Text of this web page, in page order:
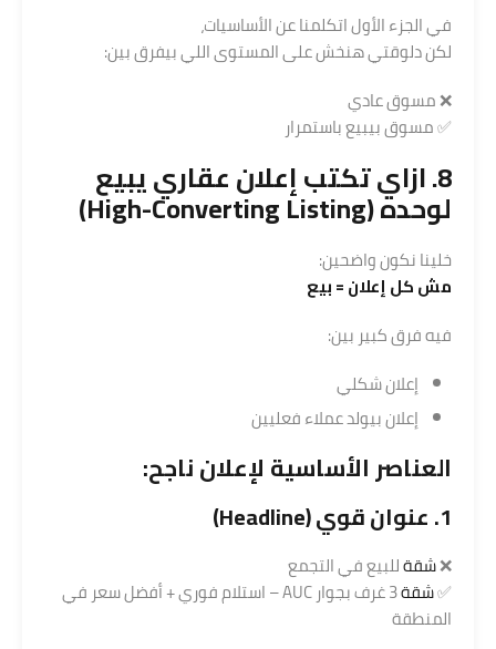
في الجزء الأول اتكلمنا عن الأساسيات،
لكن دلوقتي هنخش على المستوى اللي بيفرق بين:
❌ مسوق عادي
✅ مسوق بيبيع باستمرار
8. ازاي تكتب إعلان عقاري يبيع
لوحده (High-Converting Listing)
خلينا نكون واضحين:
مش كل إعلان = بيع
فيه فرق كبير بين:
إعلان شكلي
إعلان بيولد عملاء فعليين
العناصر الأساسية لإعلان ناجح:
1. عنوان قوي (Headline)
❌شقةللبيع في التجمع
✅شقة
3 غرف بجوار AUC – استلام فوري + أفضل سعر في
المنطقة